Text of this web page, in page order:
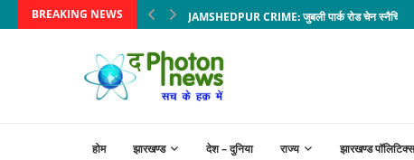
BREAKING NEWS JAMSHEDPUR CRIME: जुबली पार्क रोड चेन स्नैचिंग
होम झारखण्ड देश – दुनिया राज्य झारखण्ड पॉलिटिक्स